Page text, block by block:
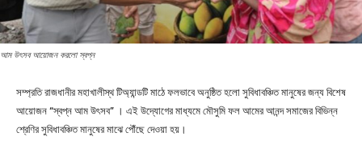
আম উৎসব আয়োজন করলো স্বপ্ন
সম্প্রতি রাজধানীর মহাখালীস্থ টিঅ্যান্ডটি মাঠে ফলভাবে অনুষ্ঠিত হলো সুবিধাবঞ্চিত মানুষের জন্য বিশেষ
আয়োজন “স্বপ্ন আম উৎসব” । এই উদ্যোগের মাধ্যমে মৌসুমি ফল আমের আনন্দ সমাজের বিভিন্ন
শ্রেণির সুবিধাবঞ্চিত মানুষের মাঝে পৌঁছে দেওয়া হয়।